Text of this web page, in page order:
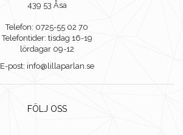
439 53 Åsa
Telefon: 0725-55 02 70
Telefontider: tisdag 16-19
lördagar 09-12
E-post: info@lillaparlan.se
FÖLJ OSS